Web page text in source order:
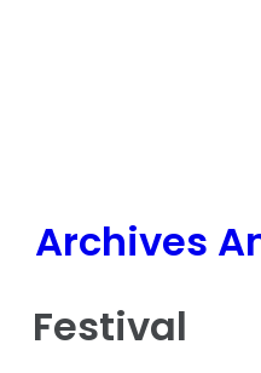
Archives
Festival